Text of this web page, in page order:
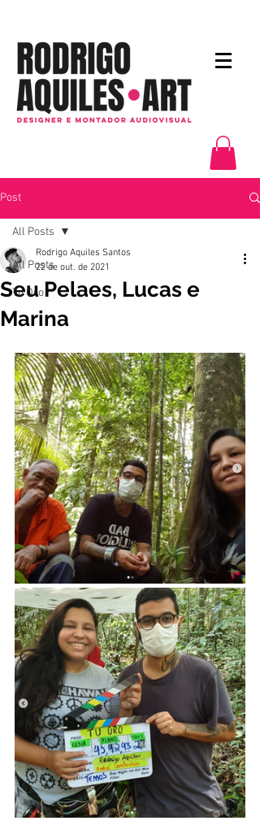
Post
All Posts
Tu Oro
All Posts
Seu Pelaes, Lucas e
Marina
Rodrigo Aquiles Santos
22 de out. de 2021